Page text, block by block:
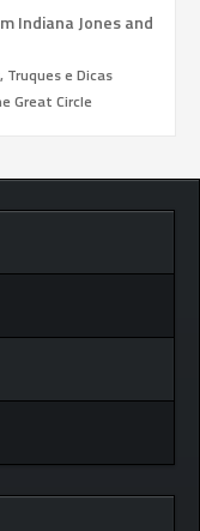
Indiana Jones and
Truques e Dicas
Great Circle